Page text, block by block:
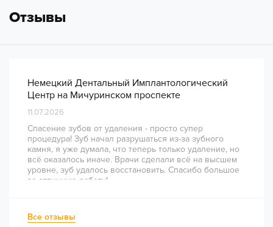
Отзывы
Немецкий Дентальный Имплантологический
Центр на Мичуринском проспекте
11.07.2026
Спасение зубов от удаления - просто супер
процедура! Зуб начал разрушаться из-за зубного
камня, я уже думала, что теперь только удаление, но
всё оказалось иначе. Врачи сделали всё на высшем
уровне, зуб удалось восстановить. Спасибо большое
за отличную работу!
Все отзывы